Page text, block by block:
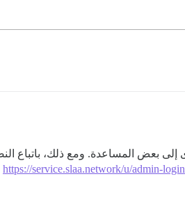
https://service.slaa.network/u/admin-login